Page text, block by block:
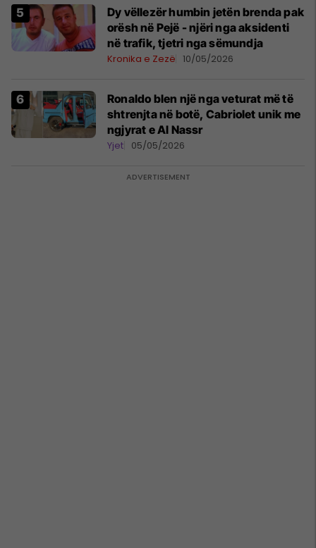
Dy vëllezër humbin jetën brenda pak
orësh në Pejë - njëri nga aksidenti
në trafik, tjetri nga sëmundja
Kronika e Zezë 10/05/2026
Ronaldo blen një nga veturat më të
shtrenjta në botë, Cabriolet unik me
ngjyrat e Al Nassr
Yjet 05/05/2026